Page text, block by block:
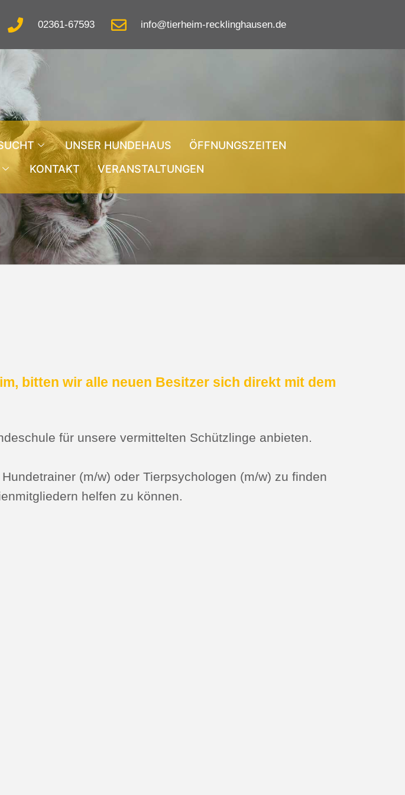
02361-67593 info@tierheim-recklinghausen.de
UNSER HUNDEHAUS
ÖFFNUNGSZEITEN
KONTAKT VERANSTALTUNGEN
bitten wir alle neuen Besitzer sich direkt mit dem
für unsere vermittelten Schützlinge anbieten.
(m/w) oder Tierpsychologen (m/w) zu finden
helfen zu können.